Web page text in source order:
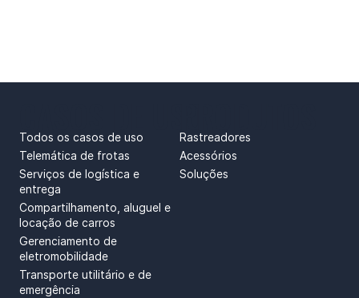
Todos os casos de uso
Telemática de frotas
Serviços de logística e
entrega
Compartilhamento, aluguel e
locação de carros
Gerenciamento de
eletromobilidade
Transporte utilitário e de
emergência
Rastreadores
Acessórios
Soluções